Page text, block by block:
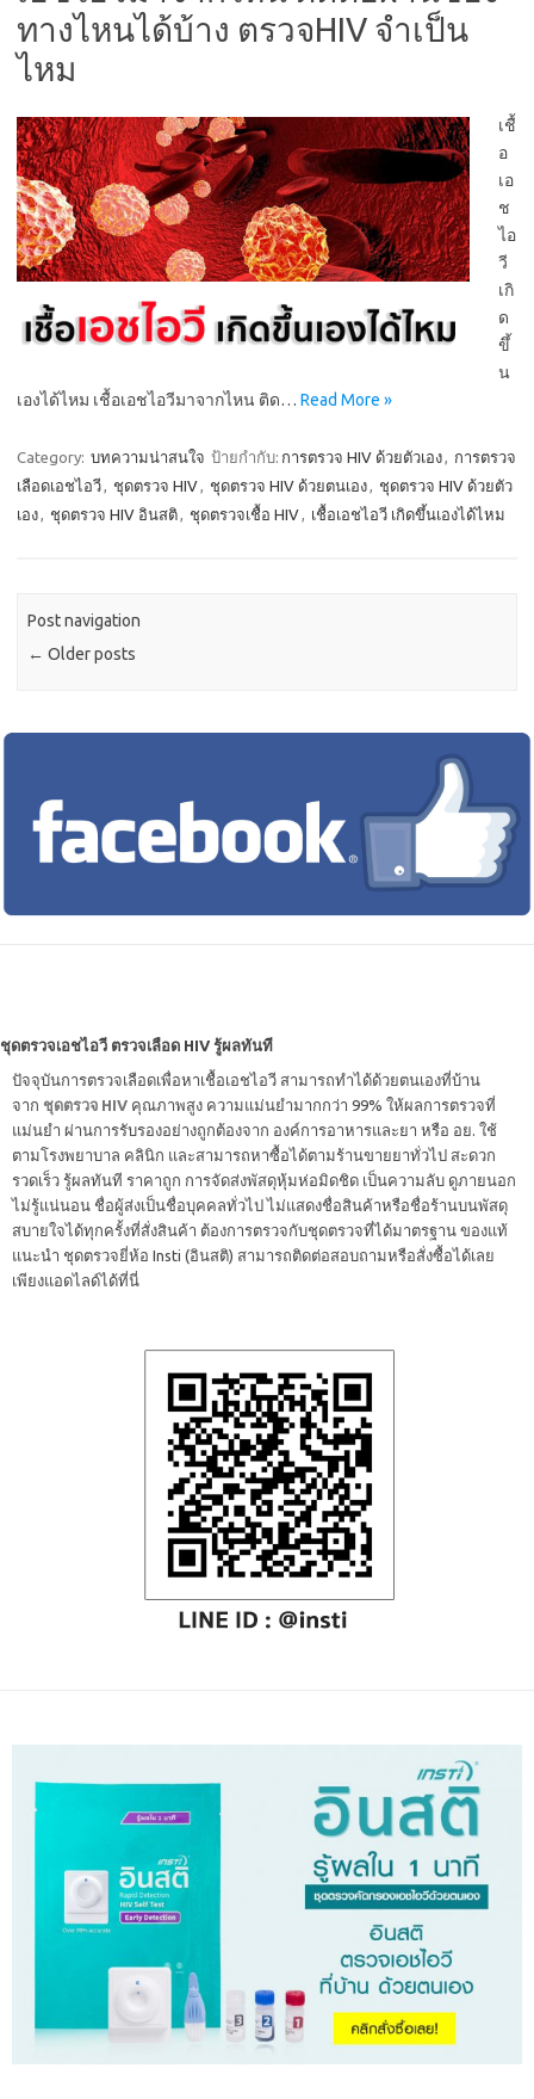
ทางไหนได้บ้าง ตรวจHIV จำเป็น
ไหม
เชื้
อ
เอ
ช
ไอ
วี
เกิ
ด
ขึ้
น
เองได้ไหม เชื้อเอชไอวีมาจากไหน ติด… Read More »
Category: บทความน่าสนใจ ป้ายกำกับ: การตรวจ HIV ด้วยตัวเอง, การตรวจ
เลือดเอชไอวี, ชุดตรวจ HIV, ชุดตรวจ HIV ด้วยตนเอง, ชุดตรวจ HIV ด้วยตัว
เอง, ชุดตรวจ HIV อินสติ, ชุดตรวจเชื้อ HIV, เชื้อเอชไอวี เกิดขึ้นเองได้ไหม
Post navigation
← Older posts
ชุดตรวจเอชไอวี ตรวจเลือด HIV รู้ผลทันที
ปัจจุบันการตรวจเลือดเพื่อหาเชื้อเอชไอวี สามารถทำได้ด้วยตนเองที่บ้าน
จาก ชุดตรวจ HIV คุณภาพสูง ความแม่นยำมากกว่า 99% ให้ผลการตรวจที่
แม่นยำ ผ่านการรับรองอย่างถูกต้องจาก องค์การอาหารและยา หรือ อย. ใช้
ตามโรงพยาบาล คลินิก และสามารถหาซื้อได้ตามร้านขายยาทั่วไป สะดวก
รวดเร็ว รู้ผลทันที ราคาถูก การจัดส่งพัสดุหุ้มห่อมิดชิด เป็นความลับ ดูภายนอก
ไม่รู้แน่นอน ชื่อผู้ส่งเป็นชื่อบุคคลทั่วไป ไม่แสดงชื่อสินค้าหรือชื่อร้านบนพัสดุ
สบายใจได้ทุกครั้งที่สั่งสินค้า ต้องการตรวจกับชุดตรวจที่ได้มาตรฐาน ของแท้
แนะนำ ชุดตรวจยี่ห้อ Insti (อินสติ) สามารถติดต่อสอบถามหรือสั่งซื้อได้เลย
เพียงแอดไลด์ได้ที่นี่